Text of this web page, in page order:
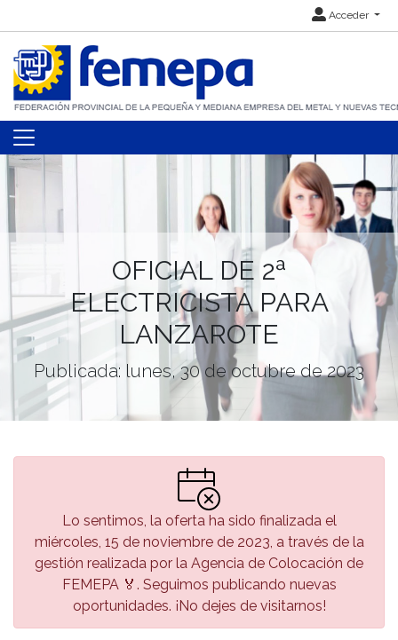
Acceder
OFICIAL DE 2ª
ELECTRICISTA PARA
LANZAROTE
Publicada: lunes, 30 de octubre de 2023
Lo sentimos, la oferta ha sido finalizada el
miércoles, 15 de noviembre de 2023, a través de la
gestión realizada por la Agencia de Colocación de
FEMEPA 🏅. Seguimos publicando nuevas
oportunidades. ¡No dejes de visitarnos!